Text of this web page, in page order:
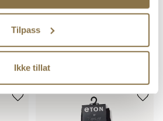
Tilpass
Ikke tillat
ETON